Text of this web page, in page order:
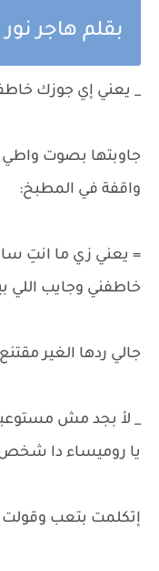
بقلم هاجر نور
_ يعني إي جوزك
جاوبتها بصوت
واقفة في المطبخ:
= يعني زي ما انتِ
خاطفني وجايب
جالي ردها الغير
_ لأ بجد مش
يا روميساء دا
إتكلمت بتعب وقولت